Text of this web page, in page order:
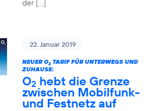
der […]
22. Januar 2019
NEUER O2TARIF FÜR UNTERWEGS UND
ZUHAUSE:
O2 hebt die Grenze
zwischen Mobilfunk-
und Festnetz auf